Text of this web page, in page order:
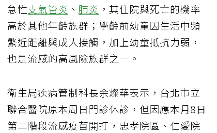
急性支氣管炎 、 肺炎 ，其住院與死亡的機率
高於其他年齡族群；學齡前幼童因生活中頻
繁近距離與成人接觸，加上幼童抵抗力弱，
也是流感的高風險族群之一。
衛生局疾病管制科長余燦華表示，台北市立
聯合醫院原本周日門診休診，但因應本月8日
第二階段流感疫苗開打，忠孝院區、仁愛院